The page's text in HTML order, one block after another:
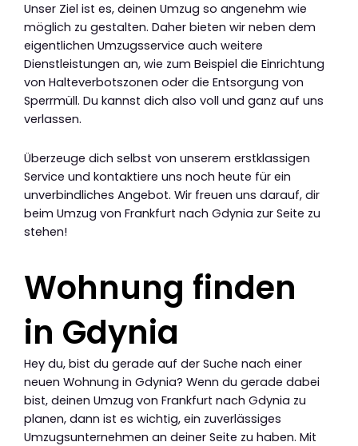
Unser Ziel ist es, deinen Umzug so angenehm wie
möglich zu gestalten. Daher bieten wir neben dem
eigentlichen Umzugsservice auch weitere
Dienstleistungen an, wie zum Beispiel die Einrichtung
von Halteverbotszonen oder die Entsorgung von
Sperrmüll. Du kannst dich also voll und ganz auf uns
verlassen.
Überzeuge dich selbst von unserem erstklassigen
Service und kontaktiere uns noch heute für ein
unverbindliches Angebot. Wir freuen uns darauf, dir
beim Umzug von Frankfurt nach Gdynia zur Seite zu
stehen!
Wohnung finden
in Gdynia
Hey du, bist du gerade auf der Suche nach einer
neuen Wohnung in Gdynia? Wenn du gerade dabei
bist, deinen Umzug von Frankfurt nach Gdynia zu
planen, dann ist es wichtig, ein zuverlässiges
Umzugsunternehmen an deiner Seite zu haben. Mit